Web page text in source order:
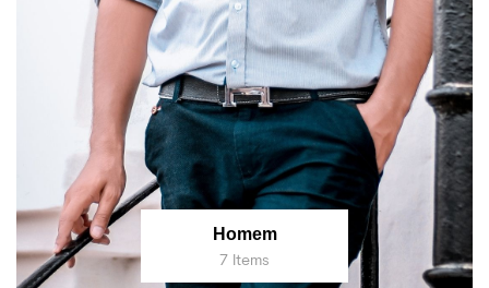
Homem
7 Items